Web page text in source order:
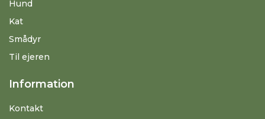
Hund
Kat
Smådyr
Til ejeren
Information
Kontakt